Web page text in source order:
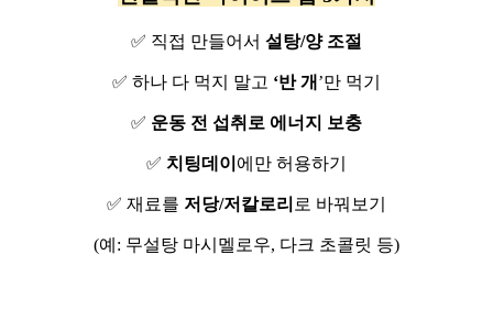
✅ 직접 만들어서 설탕/양 조절
✅ 하나 다 먹지 말고 ‘반 개 ’만 먹기
✅ 운동 전 섭취로 에너지 보충
✅ 치팅데이 에만 허용하기
✅ 재료를 저당/저칼로리 로 바꿔보기
(예: 무설탕 마시멜로우, 다크 초콜릿 등)